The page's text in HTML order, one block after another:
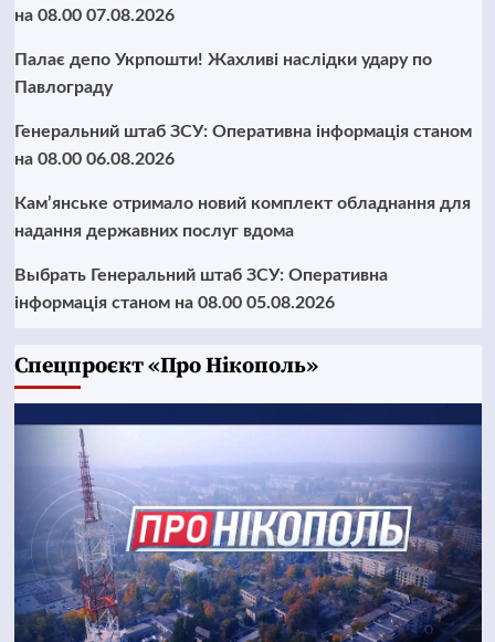
на 08.00 07.08.2026
Палає депо Укрпошти! Жахливі наслідки удару по
Павлограду
Генеральний штаб ЗСУ: Оперативна інформація станом
на 08.00 06.08.2026
Кам’янське отримало новий комплект обладнання для
надання державних послуг вдома
Выбрать Генеральний штаб ЗСУ: Оперативна
інформація станом на 08.00 05.08.2026
Cпецпроєкт «Про Нікополь»